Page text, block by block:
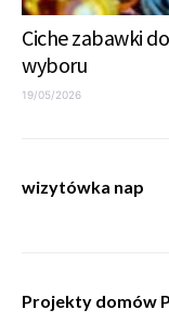
Ciche zabawki
wyboru
19/05/2026
wizytówka nap
Projekty domów